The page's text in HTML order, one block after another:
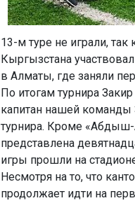
13-м туре не играли, так
Кыргызстана
в Алматы, где заняли
По итогам турнира
капитан нашей команды
турнира. Кроме
представлена
игры прошли на
Несмотря на то, что
продолжает идти на